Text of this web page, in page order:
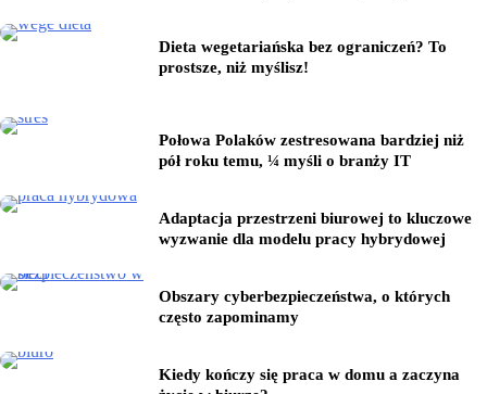
Dieta wegetariańska bez ograniczeń? To
prostsze, niż myślisz!
Połowa Polaków zestresowana bardziej niż
pół roku temu, ¼ myśli o branży IT
Adaptacja przestrzeni biurowej to kluczowe
wyzwanie dla modelu pracy hybrydowej
Obszary cyberbezpieczeństwa, o których
często zapominamy
Kiedy kończy się praca w domu a zaczyna